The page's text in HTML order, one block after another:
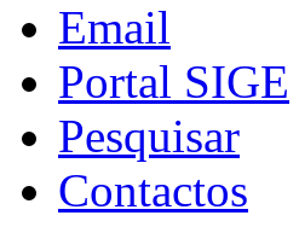
Email
Portal SIGE
Pesquisar
Contactos